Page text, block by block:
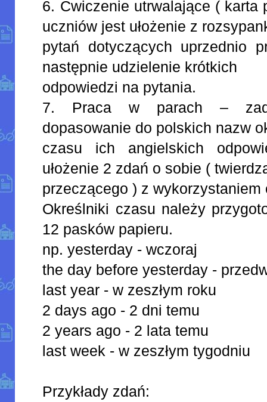
6. Ćwiczenie utrwalające ( karta
uczniów jest ułożenie z
pytań dotyczących uprzednio
następnie udzielenie krótkich
odpowiedzi na pytania.
7. Praca w parach –
dopasowanie do polskich nazw
czasu ich angielskich
ułożenie 2 zdań o sobie (
przeczącego ) z
Określniki czasu należy
12 pasków papieru.
np. yesterday - wczoraj
the day before yesterday -
last year - w zeszłym roku
2 days ago - 2 dni temu
2 years ago - 2 lata temu
last week - w zeszłym tygodniu
Przykłady zdań: